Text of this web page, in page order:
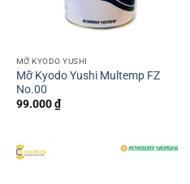
MỠ KYODO YUSHI
Mỡ Kyodo Yushi Multemp FZ
No.00
99.000₫